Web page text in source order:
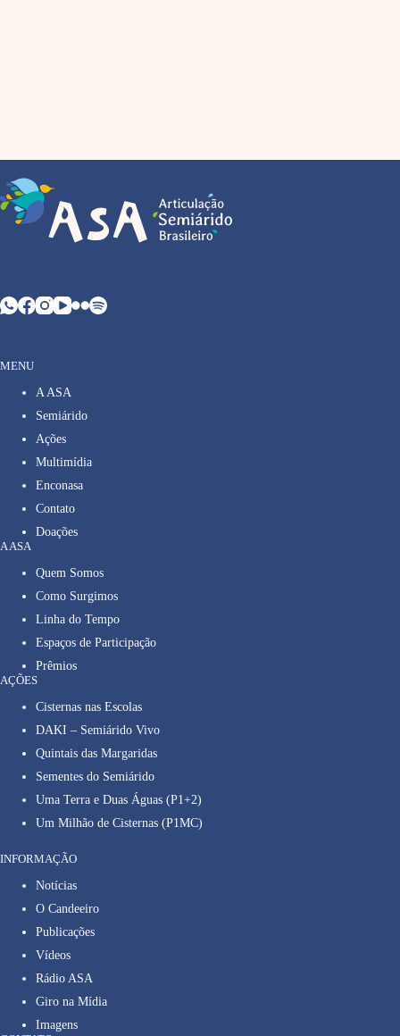
MENU
A ASA
Semiárido
Ações
Multimídia
Enconasa
Contato
Doações
A ASA
Quem Somos
Como Surgimos
Linha do Tempo
Espaços de Participação
Prêmios
AÇÕES
Cisternas nas Escolas
DAKI – Semiárido Vivo
Quintais das Margaridas
Sementes do Semiárido
Uma Terra e Duas Águas (P1+2)
Um Milhão de Cisternas (P1MC)
INFORMAÇÃO
Notícias
O Candeeiro
Publicações
Vídeos
Rádio ASA
Giro na Mídia
Imagens